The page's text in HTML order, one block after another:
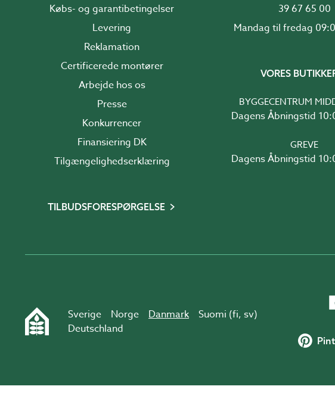
Købs- og garantibetingelser
Levering
Reklamation
Certificerede montører
Arbejde hos os
Presse
Konkurrencer
Finansiering DK
Tilgængelighedserklæring
TILBUDSFORESPØRGELSE
39 67 65 00
Mandag
VORES
BYGGECENTRUM
Dagens Åbningstid
GREVE
Dagens Åbningstid
Sverige Norge Danmark Suomi (fi, sv)
Deutschland